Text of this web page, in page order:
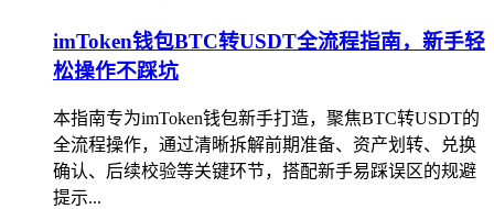
imToken钱包BTC转USDT全流程指南，新手轻
松操作不踩坑
本指南专为imToken钱包新手打造，聚焦BTC转USDT的
全流程操作，通过清晰拆解前期准备、资产划转、兑换
确认、后续校验等关键环节，搭配新手易踩误区的规避
提示...